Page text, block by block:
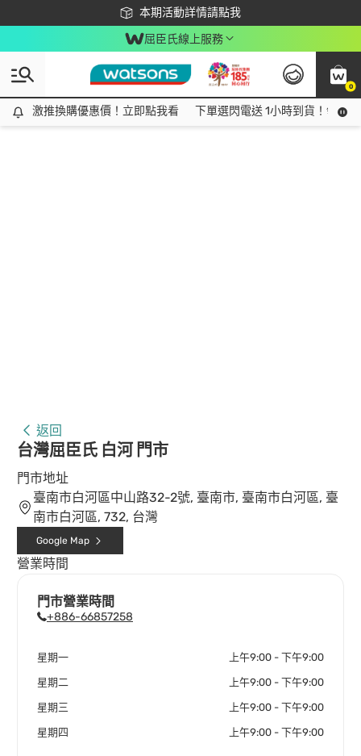
本期活動詳情請點我
下載app最高回饋$350
屈臣氏線上服務
0
激推換購優惠價！立即點我看
激推換購優惠價！立即點我看 下單選閃電送 1小時到貨！領神
返回
台灣屈臣氏 白河 門市
門市地址
臺南市白河區中山路32-2號, 臺南市, 臺南市白河區, 臺
南市白河區, 732, 台灣
Google Map
營業時間
門市營業時間
+886-66857258
星期一 上午9:00 - 下午9:00
星期二 上午9:00 - 下午9:00
星期三 上午9:00 - 下午9:00
星期四 上午9:00 - 下午9:00